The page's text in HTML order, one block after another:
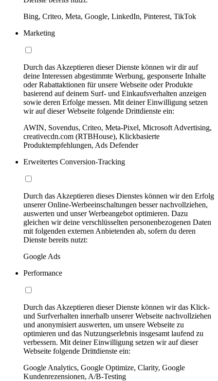
Bing, Criteo, Meta, Google, LinkedIn, Pinterest, TikTok
Marketing
Durch das Akzeptieren dieser Dienste können wir dir auf
deine Interessen abgestimmte Werbung, gesponserte Inhalte
oder Rabattaktionen für unsere Webseite oder Produkte
basierend auf deinem Surf- und Einkaufsverhalten anzeigen
sowie deren Erfolge messen. Mit deiner Einwilligung setzen
wir auf dieser Webseite folgende Drittdienste ein:
AWIN, Sovendus, Criteo, Meta-Pixel, Microsoft Advertising,
creativecdn.com (RTBHouse), Klickbasierte
Produktempfehlungen, Ads Defender
Erweitertes Conversion-Tracking
Durch das Akzeptieren dieses Dienstes können wir den Erfolg
unserer Online-Werbeeinschaltungen besser nachvollziehen,
auswerten und unser Werbeangebot optimieren. Dazu
gleichen wir deine verschlüsselten personenbezogenen Daten
mit folgenden externen Anbietenden ab, sofern du deren
Dienste bereits nutzt:
Google Ads
Performance
Durch das Akzeptieren dieser Dienste können wir das Klick-
und Surfverhalten innerhalb unserer Webseite nachvollziehen
und anonymisiert auswerten, um unsere Webseite zu
optimieren und das Nutzungserlebnis insgesamt laufend zu
verbessern. Mit deiner Einwilligung setzen wir auf dieser
Webseite folgende Drittdienste ein:
Google Analytics, Google Optimize, Clarity, Google
Kundenrezensionen, A/B-Testing